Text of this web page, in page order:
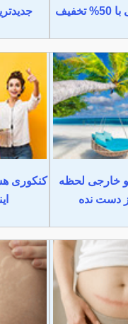
و خارجی لحظه
دست نده
کنکوری